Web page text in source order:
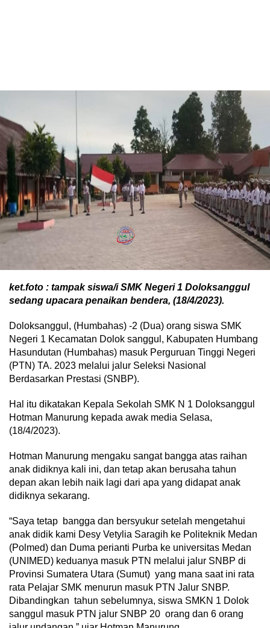
ket.foto : tampak siswa/i SMK Negeri 1 Doloksanggul
sedang upacara penaikan bendera, (18/4/2023).
Doloksanggul, (Humbahas) -2 (Dua) orang siswa SMK
Negeri 1 Kecamatan Dolok sanggul, Kabupaten Humbang
Hasundutan (Humbahas) masuk Perguruan Tinggi Negeri
(PTN) TA. 2023 melalui jalur Seleksi Nasional
Berdasarkan Prestasi (SNBP).
Hal itu dikatakan Kepala Sekolah SMK N 1 Doloksanggul
Hotman Manurung kepada awak media Selasa,
(18/4/2023).
Hotman Manurung mengaku sangat bangga atas raihan
anak didiknya kali ini, dan tetap akan berusaha tahun
depan akan lebih naik lagi dari apa yang didapat anak
didiknya sekarang.
“Saya tetap bangga dan bersyukur setelah mengetahui
anak didik kami Desy Vetylia Saragih ke Politeknik Medan
(Polmed) dan Duma perianti Purba ke universitas Medan
(UNIMED) keduanya masuk PTN melalui jalur SNBP di
Provinsi Sumatera Utara (Sumut) yang mana saat ini rata
rata Pelajar SMK menurun masuk PTN Jalur SNBP.
Dibandingkan tahun sebelumnya, siswa SMKN 1 Dolok
sanggul masuk PTN jalur SNBP 20 orang dan 6 orang